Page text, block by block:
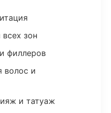
зон
филлеров
волос и
и татуаж